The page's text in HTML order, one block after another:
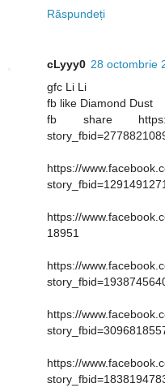
Răspundeți
cLyyy0 28 octombrie
gfc Li Li
fb like Diamond Dust
fb share https://
https://
https://
18951
https://
https://
https://